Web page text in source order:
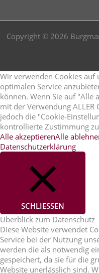
Copyright © 2026
Wir verwenden Cookies auf
optimalen Service
können. Wenn Sie auf "Alle
mit der Verwendung ALLER
jedoch die "Cookie-
kontrollierte Zustimmung
Alle akzeptierenAlle
Datenschutzerklärung
SCHLIESSEN
Überblick zum Datenschutz
Diese Website verwendet
Service bei der Nutzung
werden die als notwendig
gespeichert, da sie für die
Website unerlässlich sind.